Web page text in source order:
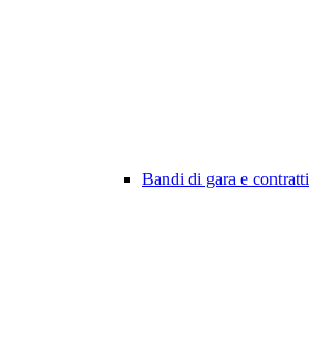
Bandi di gara e contratti